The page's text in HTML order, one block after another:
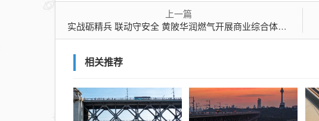
上一篇
实战砺精兵 联动守安全 黄陂华润燃气开展商业综合体燃气泄漏抢险联合应急演练
相关推荐